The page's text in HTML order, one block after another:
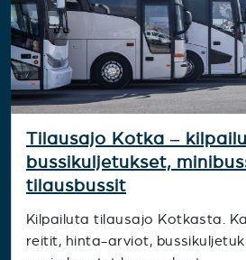
Tilausajo Kotka –
bussikuljetukset,
tilausbussit
Kilpailuta tilausajo Kotkasta.
reitit, hinta-arviot,